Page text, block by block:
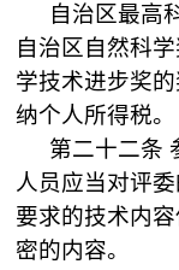
自治区最高
自治区自然科
学技术进步奖
纳个人所得税。
第二十二条
人员应当对评
要求的技术内
密的内容。